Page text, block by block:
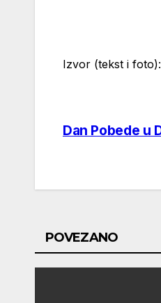
Izvor (tekst i
Post
Dan Pobede u
POVEZANO